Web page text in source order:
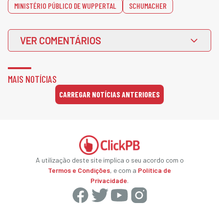
MINISTÉRIO PÚBLICO DE WUPPERTAL
SCHUMACHER
VER COMENTÁRIOS
MAIS NOTÍCIAS
CARREGAR NOTÍCIAS ANTERIORES
A utilização deste site implica o seu acordo com o
Termos e Condições, e com a Política de
Privacidade.